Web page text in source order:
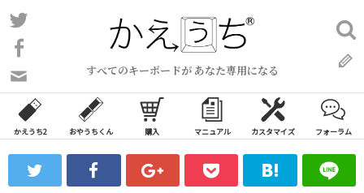
コ
ン
ン
ツ
ス
ッ
すべてのキーボードが あなた専用になる
い
合
わ
フ
ォ
検
索:
かえうち2 おやうちくん 購入 マニュアル カスタマイズ フォーラム